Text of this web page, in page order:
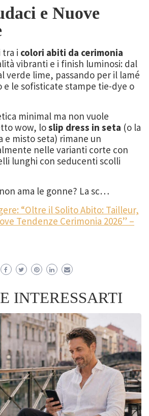
e Nuove
tra i colori abiti da cerimonia
vibranti e i finish luminosi: dal
verde lime, passando per il lamé
le sofisticate stampe tie-dye o
minimal ma non vuole
wow, loslip dress in seta (o la
e misto seta) rimane un
nelle varianti corte con
lunghi con seducenti scolli
ama le gonne? La sc…
“Oltre il Solito Abito: Tailleur,
Tendenze Cerimonia 2026” –
INTERESSARTI